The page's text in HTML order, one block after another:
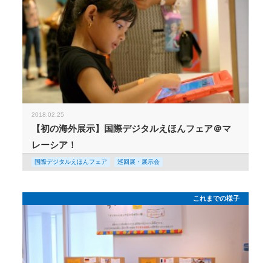
2018.02.25
【初の海外展示】国際デジタルえほんフェア＠マ
レーシア！
国際デジタルえほんフェア 巡回展・展示会
これまでの様子